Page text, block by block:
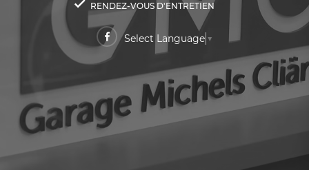
RENDEZ-VOUS D'ENTRETIEN
Select Language ▼